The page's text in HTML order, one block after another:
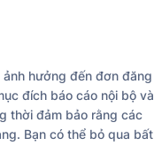
hưởng đến đơn đăng
đích báo cáo nội bộ và
thời đảm bảo rằng các
Bạn có thể bỏ qua bất